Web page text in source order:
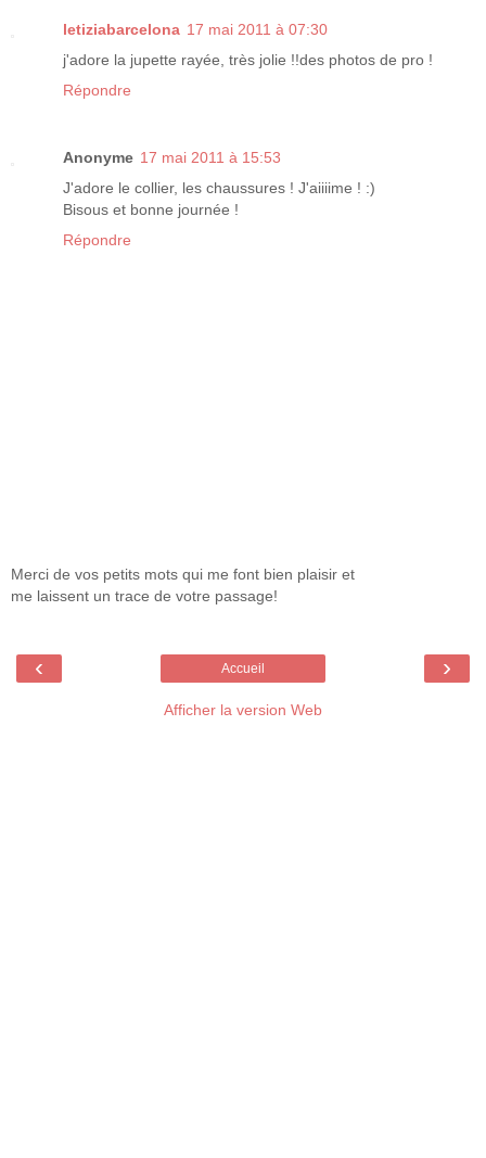
letiziabarcelona 17 mai 2011 à 07:30
j'adore la jupette rayée, très jolie !!des photos de pro !
Répondre
Anonyme 17 mai 2011 à 15:53
J'adore le collier, les chaussures ! J'aiiiime ! :)
Bisous et bonne journée !
Répondre
Merci de vos petits mots qui me font bien plaisir et
me laissent un trace de votre passage!
‹ ›
Accueil
Afficher la version Web